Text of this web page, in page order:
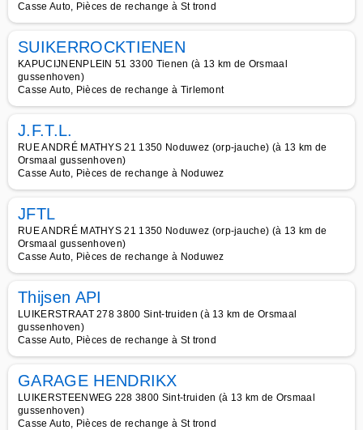
Casse Auto, Pièces de rechange à St trond
SUIKERROCKTIENEN
KAPUCIJNENPLEIN 51 3300 Tienen (à 13 km de Orsmaal
gussenhoven)
Casse Auto, Pièces de rechange à Tirlemont
J.F.T.L.
RUE ANDRÉ MATHYS 21 1350 Noduwez (orp-jauche) (à 13 km de
Orsmaal gussenhoven)
Casse Auto, Pièces de rechange à Noduwez
JFTL
RUE ANDRÉ MATHYS 21 1350 Noduwez (orp-jauche) (à 13 km de
Orsmaal gussenhoven)
Casse Auto, Pièces de rechange à Noduwez
Thijsen API
LUIKERSTRAAT 278 3800 Sint-truiden (à 13 km de Orsmaal
gussenhoven)
Casse Auto, Pièces de rechange à St trond
GARAGE HENDRIKX
LUIKERSTEENWEG 228 3800 Sint-truiden (à 13 km de Orsmaal
gussenhoven)
Casse Auto, Pièces de rechange à St trond